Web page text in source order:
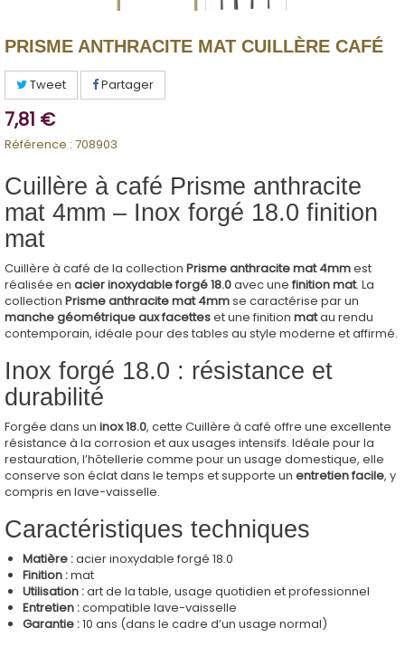
PRISME ANTHRACITE MAT CUILLÈRE CAFÉ
Tweet Partager
7,81 €
Référence : 708903
Cuillère à café Prisme anthracite
mat 4mm – Inox forgé 18.0 finition
mat
Cuillère à café de la collection Prisme anthracite mat 4mmest
réalisée en acier inoxydable forgé 18.0avec une finition mat. La
collection Prisme anthracite mat 4mmse caractérise par un
manche géométrique aux facetteset une finition matau rendu
contemporain, idéale pour des tables au style moderne et affirmé.
Inox forgé 18.0 : résistance et
durabilité
Forgée dans un inox 18.0, cette Cuillère à café offre une excellente
résistance à la corrosion et aux usages intensifs. Idéale pour la
restauration, l’hôtellerie comme pour un usage domestique, elle
conserve son éclat dans le temps et supporte un entretien facile, y
compris en lave-vaisselle.
Caractéristiques techniques
Matière :acier inoxydable forgé 18.0
Finition :mat
Utilisation :art de la table, usage quotidien et professionnel
Entretien :compatible lave-vaisselle
Garantie :10 ans (dans le cadre d’un usage normal)